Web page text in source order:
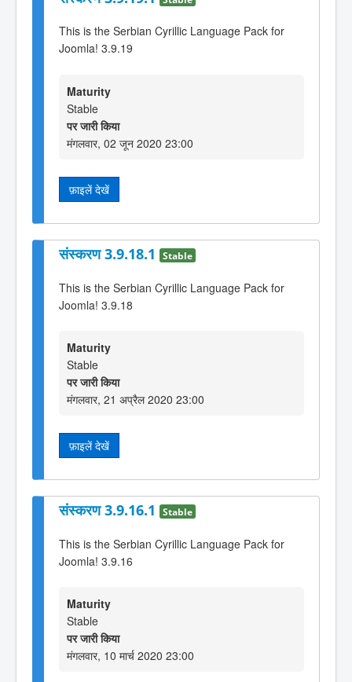
This is the Serbian Cyrillic Language Pack for
Joomla! 3.9.19
Maturity
Stable
पर जारी किया
मंगलवार, 02 जून 2020 23:00
फ़ाइलें देखें
संस्करण 3.9.18.1 Stable
This is the Serbian Cyrillic Language Pack for
Joomla! 3.9.18
Maturity
Stable
पर जारी किया
मंगलवार, 21 अप्रैल 2020 23:00
फ़ाइलें देखें
संस्करण 3.9.16.1 Stable
This is the Serbian Cyrillic Language Pack for
Joomla! 3.9.16
Maturity
Stable
पर जारी किया
मंगलवार, 10 मार्च 2020 23:00